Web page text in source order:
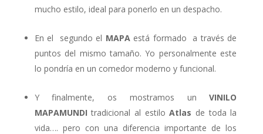
mucho estilo, ideal para ponerlo en un despacho.
En el segundo el MAPA está formado a través de
puntos del mismo tamaño. Yo personalmente este
lo pondría en un comedor moderno y funcional.
Y finalmente, os mostramos unVINILO
MAPAMUNDItradicional al estiloAtlas de toda la
vida…. pero con una diferencia importante de los